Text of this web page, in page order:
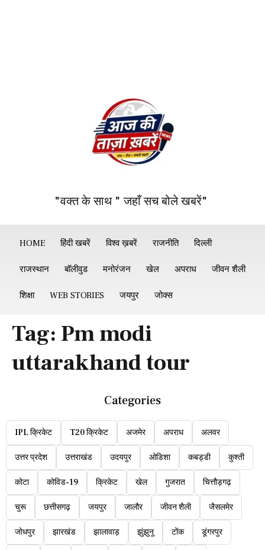
"वक्त के साथ " जहाँ सच बोले खबरें"
HOME हिंदी खबरें विश्व ख़बरें राजनीति दिल्ली
राजस्थान बॉलीवुड मनोरंजन खेल अपराध जीवन शैली
शिक्षा WEB STORIES जयपुर जोक्स
Tag: Pm modi
uttarakhand tour
Categories
IPL क्रिकेट T20 क्रिकेट अजमेर अपराध अलवर
उत्तर प्रदेश उत्तराखंड उदयपुर ओडिशा कबड्डी कुश्ती
कोटा कोविड-19 क्रिकेट खेल गुजरात चित्तौड़गढ़
चुरू छत्तीसगढ़ जयपुर जालौर जीवन शैली जैसलमेर
जोधपुर झारखंड झालावाड़ झुंझुनू टोंक डूंगरपुर